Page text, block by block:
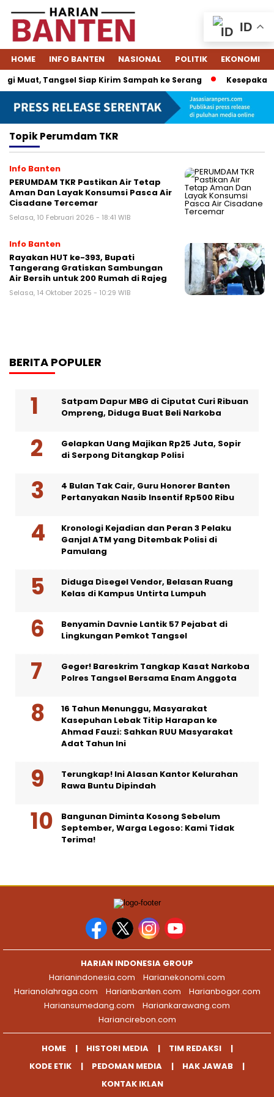
HOME INFO BANTEN NASIONAL POLITIK EKONOMI
Muat, Tangsel Siap Kirim Sampah ke Serang
TopikPerumdam TKR
Info Banten
PERUMDAM TKR Pastikan Air Tetap
Aman Dan Layak Konsumsi Pasca Air
Cisadane Tercemar
Selasa, 10 Februari 2026 - 18:41 WIB
Info Banten
Rayakan HUT ke-393, Bupati
Tangerang Gratiskan Sambungan
Air Bersih untuk 200 Rumah di Rajeg
Selasa, 14 Oktober 2025 - 10:29 WIB
BERITA POPULER
Satpam Dapur MBG di Ciputat Curi Ribuan
Ompreng, Diduga Buat Beli Narkoba
Gelapkan Uang Majikan Rp25 Juta, Sopir
di Serpong Ditangkap Polisi
4 Bulan Tak Cair, Guru Honorer Banten
Pertanyakan Nasib Insentif Rp500 Ribu
Kronologi Kejadian dan Peran 3 Pelaku
Ganjal ATM yang Ditembak Polisi di
Pamulang
Diduga Disegel Vendor, Belasan Ruang
Kelas di Kampus Untirta Lumpuh
Benyamin Davnie Lantik 57 Pejabat di
Lingkungan Pemkot Tangsel
Geger! Bareskrim Tangkap Kasat Narkoba
Polres Tangsel Bersama Enam Anggota
16 Tahun Menunggu, Masyarakat
Kasepuhan Lebak Titip Harapan ke
Ahmad Fauzi: Sahkan RUU Masyarakat
Adat Tahun Ini
Terungkap! Ini Alasan Kantor Kelurahan
Rawa Buntu Dipindah
Bangunan Diminta Kosong Sebelum
September, Warga Legoso: Kami Tidak
Terima!
ID
HARIAN INDONESIA GROUP
Harianindonesia.com
Harianekonomi.com
Harianolahraga.com
Harianbanten.com
Harianbogor.com
Hariansumedang.com
Hariankarawang.com
Hariancirebon.com
HOME HISTORI MEDIA
TIM REDAKSI
KODE ETIK
PEDOMAN MEDIA
HAK JAWAB
KONTAK IKLAN